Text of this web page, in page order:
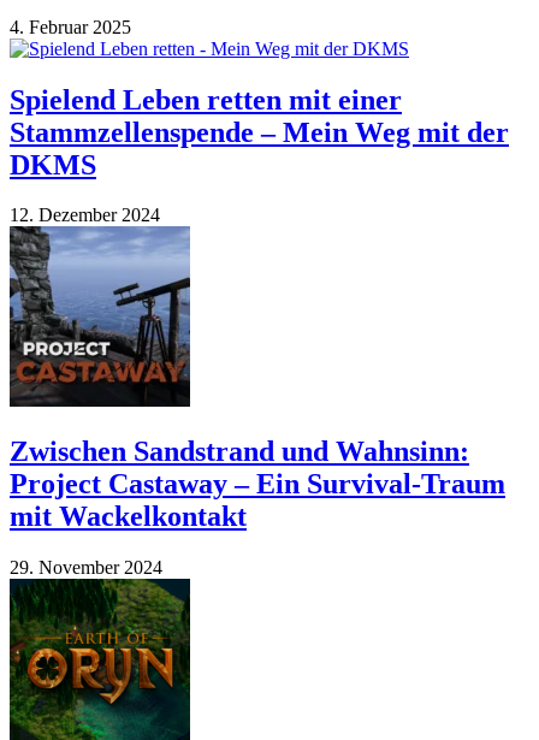
4. Februar 2025
Spielend Leben retten mit einer
Stammzellenspende – Mein Weg mit der
DKMS
12. Dezember 2024
Zwischen Sandstrand und Wahnsinn:
Project Castaway – Ein Survival-Traum
mit Wackelkontakt
29. November 2024